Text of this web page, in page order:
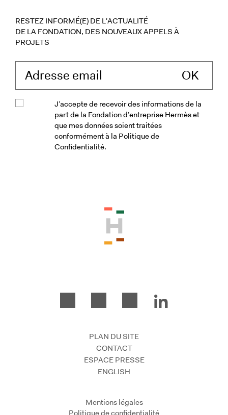
RESTEZ INFORMÉ(E) DE L'ACTUALITÉ
DE LA FONDATION, DES NOUVEAUX APPELS À
PROJETS
J’accepte de recevoir des informations de la
part de la Fondation d’entreprise Hermès et
que mes données soient traitées
conformément à la Politique de
Confidentialité.
PLAN DU SITE
CONTACT
ESPACE PRESSE
ENGLISH
Mentions légales